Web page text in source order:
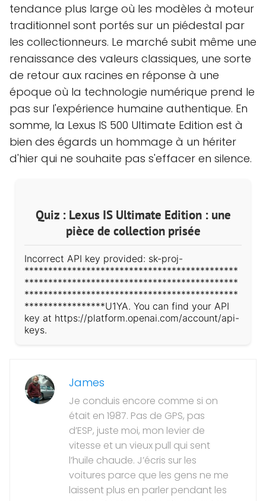
tendance plus large où les modèles à moteur
traditionnel sont portés sur un piédestal par
les collectionneurs. Le marché subit même une
renaissance des valeurs classiques, une sorte
de retour aux racines en réponse à une
époque où la technologie numérique prend le
pas sur l'expérience humaine authentique. En
somme, la Lexus IS 500 Ultimate Edition est à
bien des égards un hommage à un hériter
d'hier qui ne souhaite pas s'effacer en silence.
Quiz : Lexus IS Ultimate Edition : une
pièce de collection prisée
Incorrect API key provided: sk-proj-
*********************************************
*********************************************
*********************************************
*****************U1YA. You can find your API
key at https://platform.openai.com/account/api-
keys.
James
Je conduis encore comme si on
était en 1987. Pas de GPS, pas
d’ESP, juste moi, mon levier de
vitesse et un vieux pull qui sent
l’huile chaude. J’écris sur les
voitures parce que les gens ne me
laissent plus en parler pendant les